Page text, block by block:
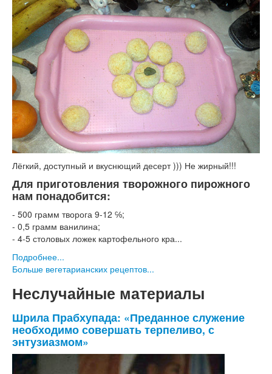
Лёгкий, доступный и вкуснющий десерт ))) Не жирный!!!
Для приготовления творожного пирожного
нам понадобится:
- 500 грамм творога 9-12 ℅;
- 0,5 грамм ванилина;
- 4-5 столовых ложек картофельного кра...
Подробнее...
Больше вегетарианских рецептов...
Неслучайные материалы
Шрила Прабхупада: «Преданное служение
необходимо совершать терпеливо, с
энтузиазмом»